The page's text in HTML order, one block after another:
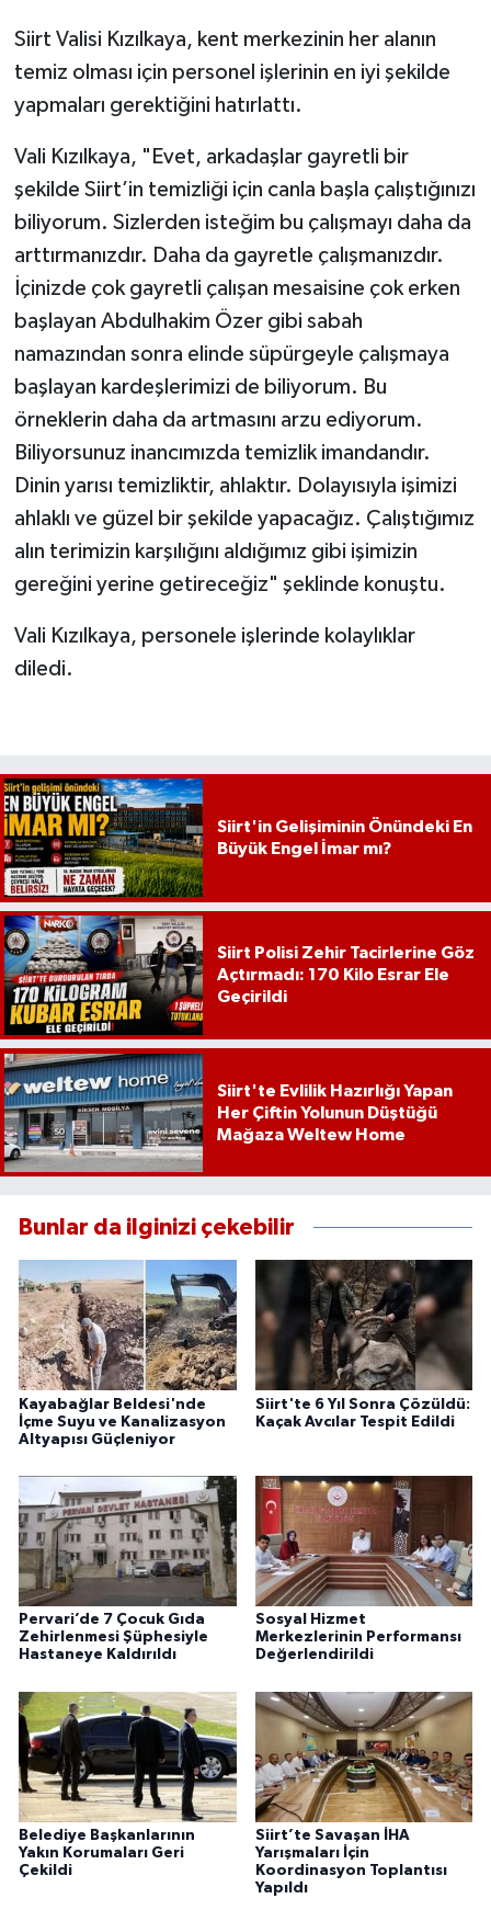
Siirt Valisi Kızılkaya, kent merkezinin her alanın
temiz olması için personel işlerinin en iyi şekilde
yapmaları gerektiğini hatırlattı.
Vali Kızılkaya, "Evet, arkadaşlar gayretli bir
şekilde Siirt’in temizliği için canla başla çalıştığınızı
biliyorum. Sizlerden isteğim bu çalışmayı daha da
arttırmanızdır. Daha da gayretle çalışmanızdır.
İçinizde çok gayretli çalışan mesaisine çok erken
başlayan Abdulhakim Özer gibi sabah
namazından sonra elinde süpürgeyle çalışmaya
başlayan kardeşlerimizi de biliyorum. Bu
örneklerin daha da artmasını arzu ediyorum.
Biliyorsunuz inancımızda temizlik imandandır.
Dinin yarısı temizliktir, ahlaktır. Dolayısıyla işimizi
ahlaklı ve güzel bir şekilde yapacağız. Çalıştığımız
alın terimizin karşılığını aldığımız gibi işimizin
gereğini yerine getireceğiz" şeklinde konuştu.
Vali Kızılkaya, personele işlerinde kolaylıklar
diledi.
Siirt'in Gelişiminin Önündeki En
Büyük Engel İmar mı?
Siirt Polisi Zehir Tacirlerine Göz
Açtırmadı: 170 Kilo Esrar Ele
Geçirildi
Siirt'te Evlilik Hazırlığı Yapan
Her Çiftin Yolunun Düştüğü
Mağaza Weltew Home
Bunlar da ilginizi çekebilir
Kayabağlar Beldesi'nde
İçme Suyu ve Kanalizasyon
Altyapısı Güçleniyor
Siirt'te 6 Yıl Sonra Çözüldü:
Kaçak Avcılar Tespit Edildi
Pervari’de 7 Çocuk Gıda
Zehirlenmesi Şüphesiyle
Hastaneye Kaldırıldı
Sosyal Hizmet
Merkezlerinin Performansı
Değerlendirildi
Belediye Başkanlarının
Yakın Korumaları Geri
Çekildi
Siirt’te Savaşan İHA
Yarışmaları İçin
Koordinasyon Toplantısı
Yapıldı